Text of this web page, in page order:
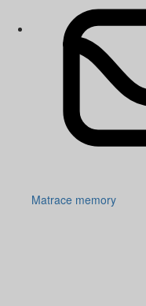
Matrace memory